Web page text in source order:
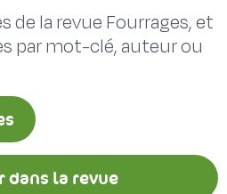
de la revue Fourrages, et
par mot-clé, auteur ou
la revue